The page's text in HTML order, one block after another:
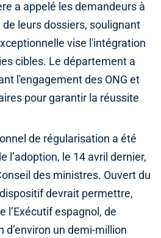
a appelé les demandeurs à
leurs dossiers, soulignant
vise l'intégration
cibles. Le département a
l'engagement des ONG et
pour garantir la réussite
de régularisation a été
l’adoption, le 14 avril dernier,
des ministres. Ouvert du
devrait permettre,
l’Exécutif espagnol, de
d’environ un demi-million